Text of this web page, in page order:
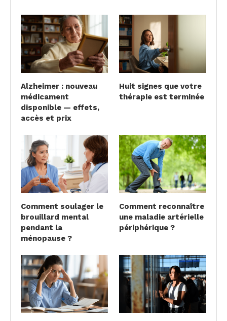
Alzheimer : nouveau
médicament
disponible — effets,
accès et prix
Huit signes que votre
thérapie est terminée
Comment soulager le
brouillard mental
pendant la
ménopause ?
Comment reconnaître
une maladie artérielle
périphérique ?